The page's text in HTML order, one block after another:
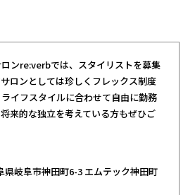
ンre:verbでは、スタイリストを募集
ロンとしては珍しくフレックス制度
イフスタイルに合わせて自由に勤務
来的な独立を考えている方もぜひご
県岐阜市神田町6-3 エムテック神田町